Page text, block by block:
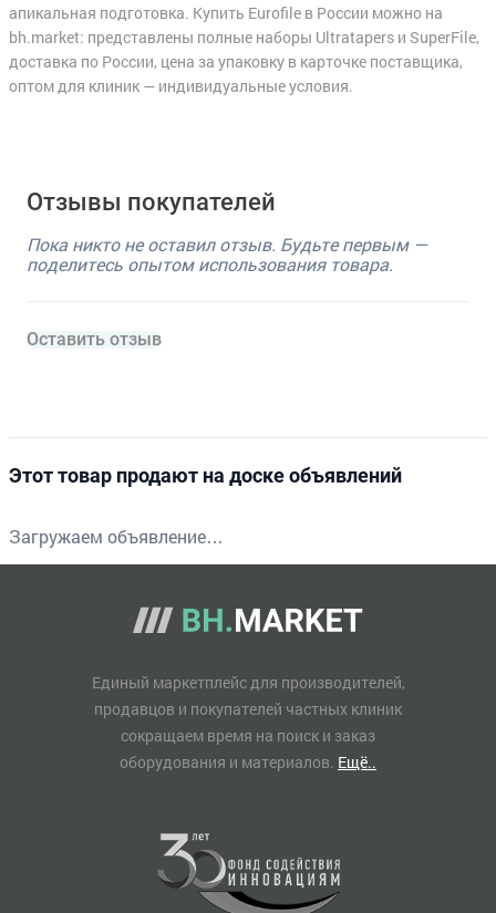
апикальная подготовка. Купить Eurofile в России можно на
bh.market: представлены полные наборы Ultratapers и SuperFile,
доставка по России, цена за упаковку в карточке поставщика,
оптом для клиник — индивидуальные условия.
Отзывы покупателей
Пока никто не оставил отзыв. Будьте первым —
поделитесь опытом использования товара.
Оставить отзыв
Этот товар продают на доске объявлений
Загружаем объявление…
Единый маркетплейс для производителей,
продавцов и покупателей частных клиник
сокращаем время на поиск и заказ
оборудования и материалов. Ещё..